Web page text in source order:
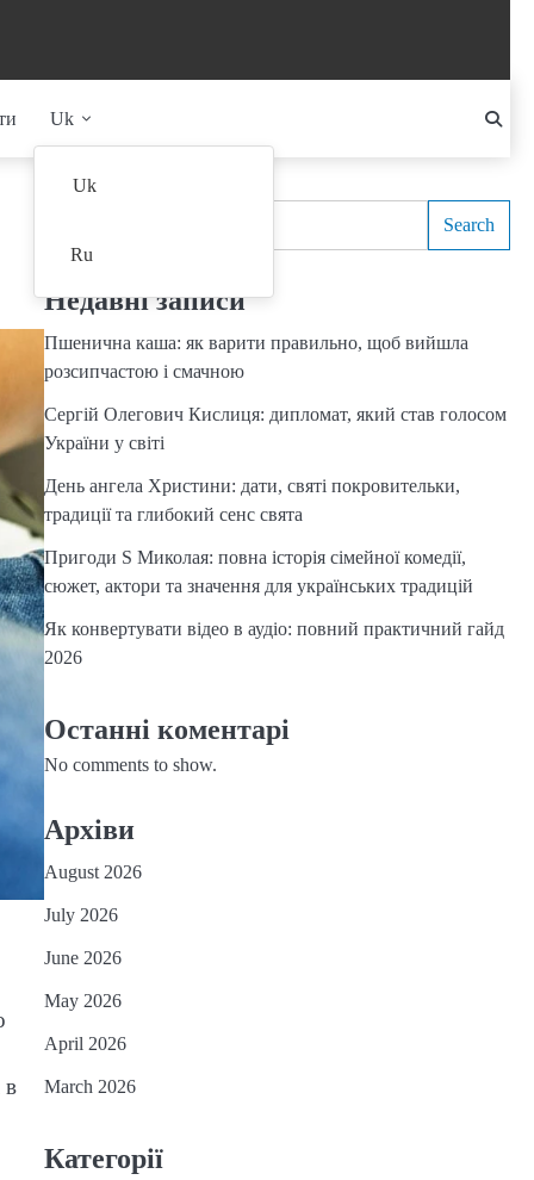
Uk
Uk
Ru
в
Search
Недавні записи
Пшенична каша: як варити правильно, щоб вийшла
розсипчастою і смачною
Сергій Олегович Кислиця: дипломат, який став голосом
України у світі
День ангела Христини: дати, святі покровительки,
традиції та глибокий сенс свята
Пригоди S Миколая: повна історія сімейної комедії,
сюжет, актори та значення для українських традицій
Як конвертувати відео в аудіо: повний практичний гайд
2026
Останні коментарі
No comments to show.
Архіви
August 2026
July 2026
June 2026
May 2026
April 2026
March 2026
Категорії